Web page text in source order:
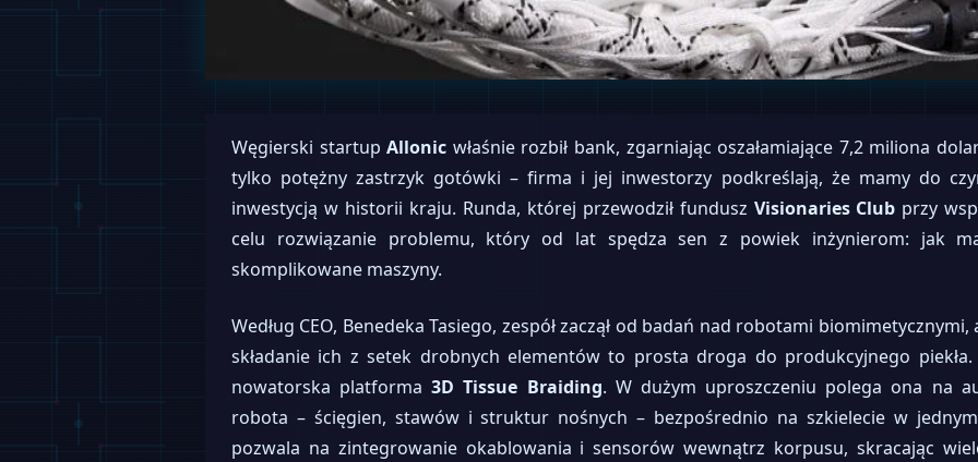
Węgierski startupAllonic właśnie rozbił bank, zgarniając oszałamiające 7,2 miliona
tylko potężny zastrzyk gotówki – firma i jej inwestorzy podkreślają, że mamy do
inwestycją w historii kraju. Runda, której przewodził fundusz Visionaries Club przy
celu rozwiązanie problemu, który od lat spędza sen z powiek inżynierom: jak
skomplikowane maszyny.
Według CEO, Benedeka Tasiego, zespół zaczął od badań nad robotami
składanie ich z setek drobnych elementów to prosta droga do produkcyjnego
nowatorska platforma3D Tissue Braiding. W dużym uproszczeniu polega ona na
robota – ścięgien, stawów i struktur nośnych – bezpośrednio na szkielecie w
pozwala na zintegrowanie okablowania i sensorów wewnątrz korpusu, skracając